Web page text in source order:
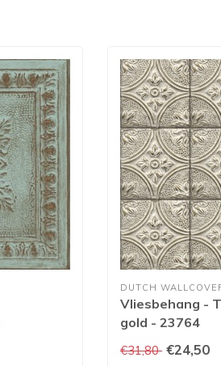
DUTCH
Vliesbehang -
gold - 23764
€31,80 €24,50